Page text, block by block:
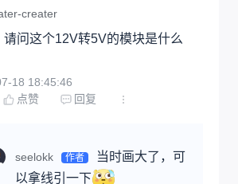
creater
请问这个12V转5V的模块是什么
18 18:45:46
点赞 回复
seelokk 作者
当时画大了，可
以拿线引一下